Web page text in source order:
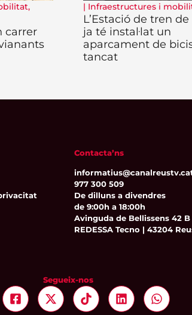
,
carrer
| Infraestructures i
L’Estació de tren de
ja té instal·lat un
aparcament de
tancat
Contacta’ns
977 300 509
De dilluns a divendres
de 9:00h a 18:00h
Avinguda de Bellissens 42 B
REDESSA Tecno | 43204
Segueix-nos